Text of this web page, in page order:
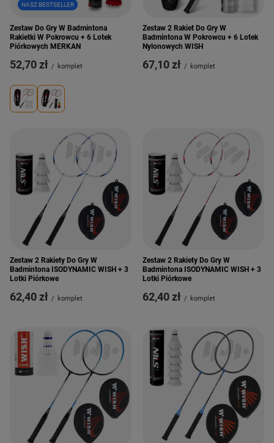
NASZ BESTSELLER
Zestaw Do Gry W Badmintona
Rakietki W Pokrowcu + 6 Lotek
Piórkowych MERKAN
52,70 zł / komplet
Zestaw 2 Rakiet Do Gry W
Badmintona W Pokrowcu + 6 Lotek
Nylonowych WISH
67,10 zł / komplet
Zestaw 2 Rakiety Do Gry W
Badmintona ISODYNAMIC WISH + 3
Lotki Piórkowe
62,40 zł / komplet
Zestaw 2 Rakiety Do Gry W
Badmintona ISODYNAMIC WISH + 3
Lotki Piórkowe
62,40 zł / komplet